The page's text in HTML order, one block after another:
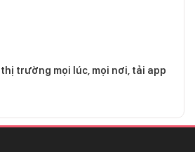
trường mọi lúc, mọi nơi, tải app